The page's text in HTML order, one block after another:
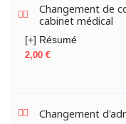
Changement de
cabinet médical
[+] Résumé
Prix
2,00 €
Changement